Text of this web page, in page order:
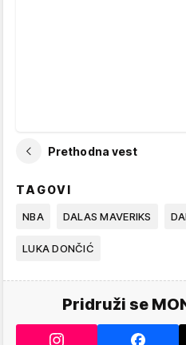
Prethodna vest
TAGOVI
NBA DALAS MAVERIKS
LUKA DONČIĆ
Pridruži se